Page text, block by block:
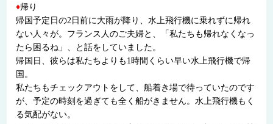
♦帰り
帰国予定日の2日前に大雨が降り、水上飛行機に乗れずに帰れ
ない人々が。フランス人のご夫婦と、「私たちも帰れなくなっ
たら困るね」、と話をしていました。
帰国日、彼らは私たちよりも1時間くらい早い水上飛行機で帰
国。
私たちもチェックアウトをして、船着き場で待っていたのです
が、予定の時刻を過ぎても全く船がきません。水上飛行機もく
る気配がない。